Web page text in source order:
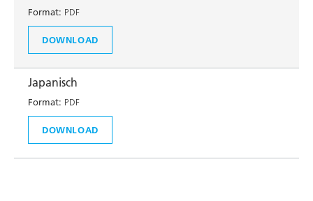
Format: PDF
DOWNLOAD
Japanisch
Format: PDF
DOWNLOAD